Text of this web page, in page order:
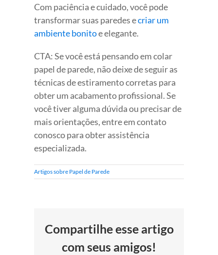
Com paciência e cuidado, você pode
transformar suas paredes ecriar um
ambiente bonitoe elegante.
CTA: Se você está pensando em colar
papel de parede, não deixe de seguir as
técnicas de estiramento corretas para
obter um acabamento profissional. Se
você tiver alguma dúvida ou precisar de
mais orientações, entre em contato
conosco para obter assistência
especializada.
Artigos sobre Papel de Parede
Compartilhe esse artigo
com seus amigos!